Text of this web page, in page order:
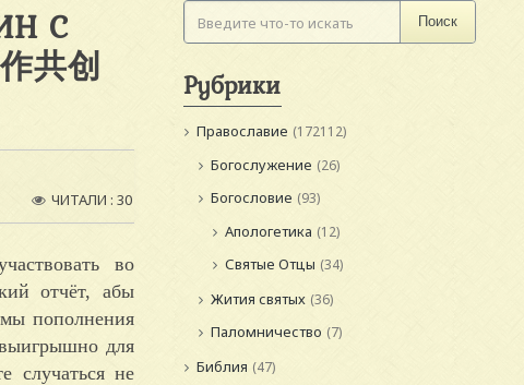
С
共创
ЧИТАЛИ : 30
во
отчёт, абы
пополнения
для
случаться не
Поиск
Рубрики
Православие (172112)
Богослужение (26)
Богословие (93)
Апологетика (12)
Святые Отцы (34)
Жития святых (36)
Паломничество (7)
Библия (47)